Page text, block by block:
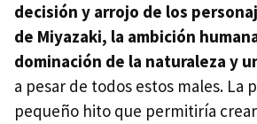
decisión y arrojo de los
de Miyazaki, la ambición
dominación de la naturaleza y
a pesar de todos estos males. La
pequeño hito que permitiría